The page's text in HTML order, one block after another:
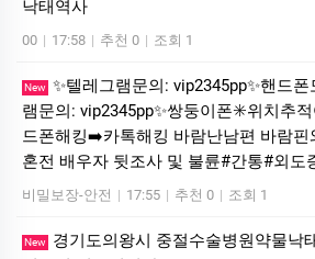
낙­태역사
00 | 17:58 | 추천 0 | 조회 1
New ✨텔레그램문의: vip2345pp✨핸드
램문의: vip2345pp✨쌍둥이폰✳️위치추
드폰해킹➡️카톡해킹 바람난남편 바람핀
혼전 배우자 뒷조사 및 불륜#간통#외도
비밀보장-안전 | 17:55 | 추천 0 | 조회 1
New
경기도의왕시 중절수술병원약물낙